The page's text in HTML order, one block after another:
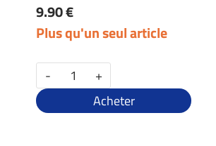
9.90 €
Plus qu'un seul article
-
+
Acheter